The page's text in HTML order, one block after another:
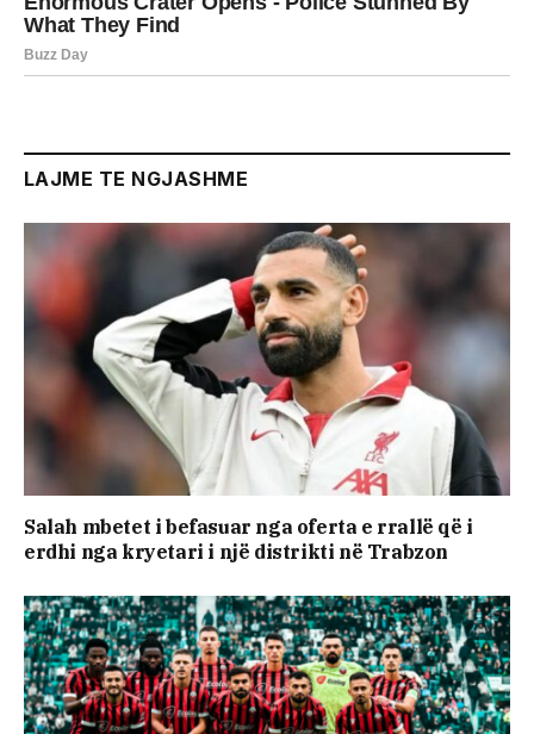
LAJME TE NGJASHME
Salah mbetet i befasuar nga oferta e rrallë që i
erdhi nga kryetari i një distrikti në Trabzon